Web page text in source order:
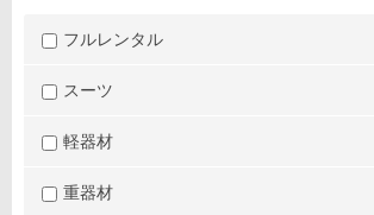
フルレンタル
スーツ
軽器材
重器材